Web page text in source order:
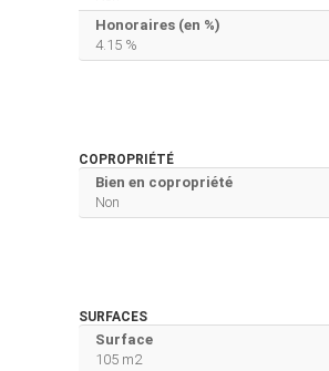
Honoraires (en %)
4.15 %
COPROPRIÉTÉ
Bien en copropriété
Non
SURFACES
Surface
105 m2